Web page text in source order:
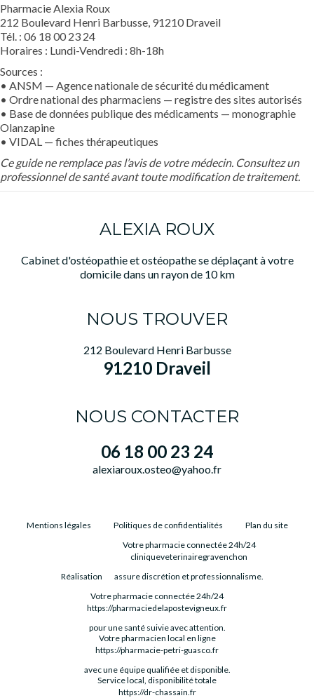
Pharmacie Alexia Roux
212 Boulevard Henri Barbusse, 91210 Draveil
Tél. : 06 18 00 23 24
Horaires : Lundi-Vendredi : 8h-18h
Sources :
• ANSM — Agence nationale de sécurité du médicament
• Ordre national des pharmaciens — registre des sites autorisés
• Base de données publique des médicaments — monographie
Olanzapine
• VIDAL — fiches thérapeutiques
Ce guide ne remplace pas l’avis de votre médecin. Consultez un
professionnel de santé avant toute modification de traitement.
ALEXIA ROUX
Cabinet d'ostéopathie et ostéopathe se déplaçant à votre
domicile dans un rayon de 10 km
NOUS TROUVER
212 Boulevard Henri Barbusse
91210 Draveil
NOUS CONTACTER
06 18 00 23 24
alexiaroux.osteo@yahoo.fr
Mentions légales Politiques de confidentialités Plan du site
Réalisation
Votre pharmacie connectée 24h/24
cliniqueveterinairegravenchon
assure discrétion et professionnalisme.
Votre pharmacie connectée 24h/24
https://pharmaciedelapostevigneux.fr
pour une santé suivie avec attention.
Votre pharmacien local en ligne
https://pharmacie-petri-guasco.fr
avec une équipe qualifiée et disponible.
Service local, disponibilité totale
https://dr-chassain.fr